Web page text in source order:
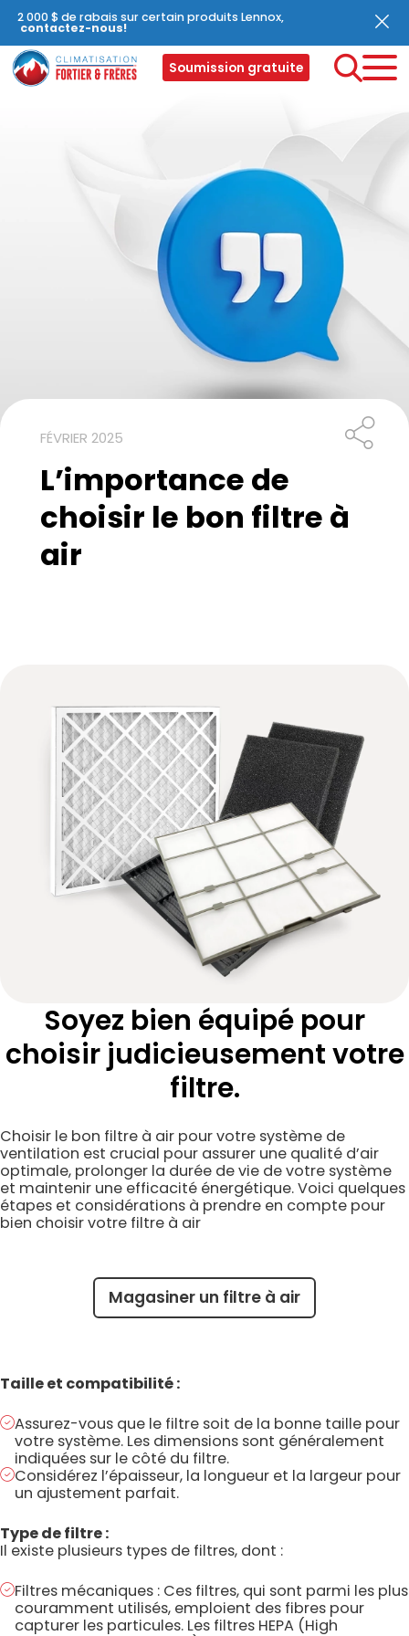
2 000 $ de rabais sur certain produits Lennox,
contactez-nous!
Soumission gratuite
FÉVRIER 2025
L’importance de
choisir le bon filtre à
air
Soyez bien équipé pour
choisir judicieusement votre
filtre.
Choisir le bon filtre à air pour votre système de
ventilation est crucial pour assurer une qualité d’air
optimale, prolonger la durée de vie de votre système
et maintenir une efficacité énergétique. Voici quelques
étapes et considérations à prendre en compte pour
bien choisir votre filtre à air
Magasiner un filtre à air
Taille et compatibilité :
Assurez-vous que le filtre soit de la bonne taille pour
votre système. Les dimensions sont généralement
indiquées sur le côté du filtre.
Considérez l’épaisseur, la longueur et la largeur pour
un ajustement parfait.
Type de filtre :
Il existe plusieurs types de filtres, dont :
Filtres mécaniques : Ces filtres, qui sont parmi les plus
couramment utilisés, emploient des fibres pour
capturer les particules. Les filtres HEPA (High